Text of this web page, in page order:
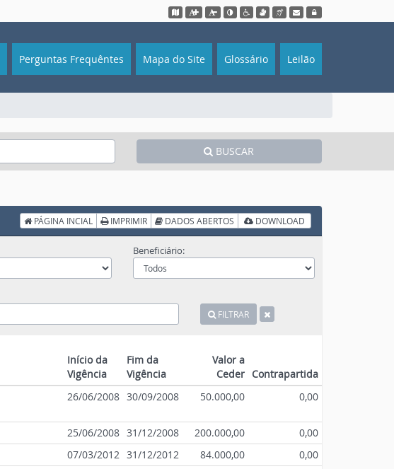
Acessar o mapa do site
Ação para aumentar tamanho da fonte
Ação para diminuir tamaho da fonte
Ação para aplicar auto contraste
Acessar página sobre acessibilidade do site
Acessar página sobre VLibras -
Acessar página sobre NVDA -
Acessar webmail
Acessar sistema
Perguntas Frequêntes Mapa do Site Glossário Leilão
BUSCAR
PÁGINA INCIAL IMPRIMIR DADOS ABERTOS DOWNLOAD
Beneficiário:
FILTRAR
Início da
Vigência
Fim da
Vigência
Valor a
Ceder Contrapartida
26/06/2008 30/09/2008 50.000,00 0,00
25/06/2008 31/12/2008 200.000,00
0,00
07/03/2012 31/12/2012 84.000,00
0,00